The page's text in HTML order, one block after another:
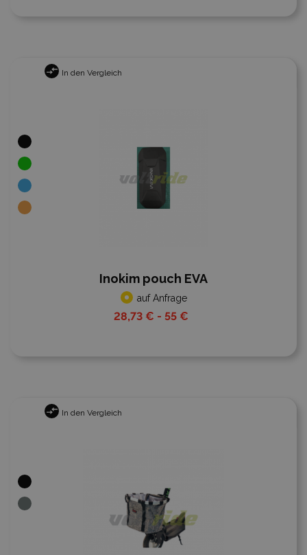
In den Vergleich
Inokim pouch EVA
auf Anfrage
28,73 € - 55 €
In den Vergleich